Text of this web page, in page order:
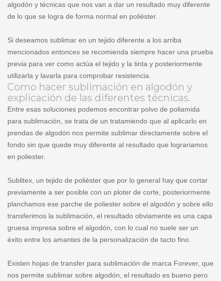
algodón y técnicas que nos van a dar un resultado muy diferente
de lo que se logra de forma normal en poliéster.
Si deseamos sublimar en un tejido diferente a los arriba
mencionados entonces se recomienda siempre hacer una prueba
previa para ver como actúa el tejido y la tinta y posteriormente
utilizarla y lavarla para comprobar resistencia.
Como hacer sublimación en algodón y
explicación de las diferentes técnicas.
Entre esas soluciones podemos encontrar polvo de poliamida
para sublimación, se trata de un tratamiendo que al aplicarlo en
prendas de algodón nos permite sublimar directamente sobre el
fondo sin que quede muy diferente al resultado que lograriamos
en poliester.
Sublitex, un tejido de poliéster que por lo general hay que cortar
previamente a ser posible con un ploter de corte, posteriormente
planchamos ese parche de poliester sobre el algodón y sobre ello
transferimos la sublimación, el resultado obviamente es una capa
gruesa impresa sobre el algodón, con lo cual no suele ser un
éxito entre los amantes de la personalización de tacto fino.
Existen hojas de transfer para sublimación de marca Forever, que
nos permite sublimar sobre algodón, el resultado es bueno pero